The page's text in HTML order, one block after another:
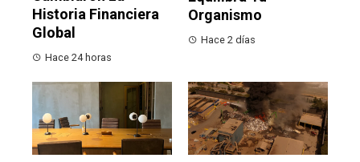
Historia Financiera
Global
Hace 24 horas
Organismo
Hace 2 días